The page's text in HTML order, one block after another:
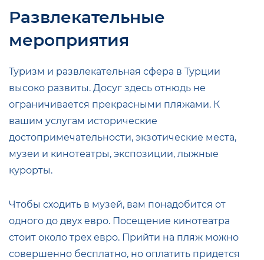
Развлекательные
мероприятия
Туризм и развлекательная сфера в Турции
высоко развиты. Досуг здесь отнюдь не
ограничивается прекрасными пляжами. К
вашим услугам исторические
достопримечательности, экзотические места,
музеи и кинотеатры, экспозиции, лыжные
курорты.
Чтобы сходить в музей, вам понадобится от
одного до двух евро. Посещение кинотеатра
стоит около трех евро. Прийти на пляж можно
совершенно бесплатно, но оплатить придется